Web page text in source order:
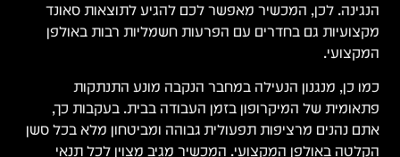
הנגינה. לכן, המכשיר מאפשר לכם להגיע לתוצאות סאונד
מקצועיות גם בחדרים עם הפרעות חשמליות רבות באולפן
המקצועי.
כמו כן, מנגנון הנעילה במחבר הנקבה מונע התנתקות
פתאומית של המיקרופון בזמן העבודה בבית. בעקבות כך,
אתם נהנים מרציפות תפעולית גבוהה ומביטחון מלא בכל סשן
הקלטה באולפן המקצועי. המכשיר מגיב מצוין לכל תנאי